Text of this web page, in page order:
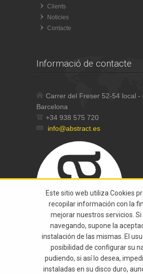
Clients
Noticies
Contacte
Informació de contacte
Carrer del Freser 52-54 local -
Barcelona
+34 938 575 720
info@abstract.es
Este sitio web utiliza Cookies
recopilar información con la
mejorar nuestros servicios.
navegando, supone la
instalación de las mismas. El
posibilidad de configurar su
pudiendo, si así lo desea,
instaladas en su disco duro,